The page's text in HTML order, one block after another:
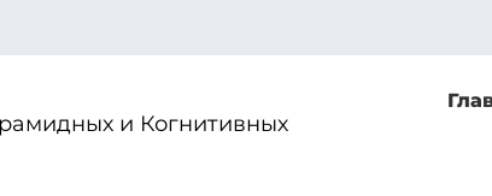
и Когнитивных